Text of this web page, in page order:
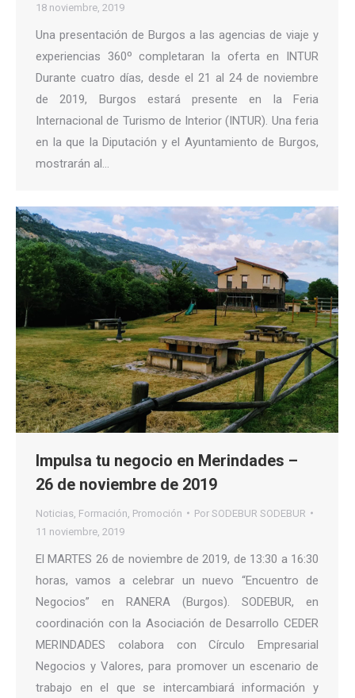
18 noviembre, 2019
Una presentación de Burgos a las agencias de viaje y
experiencias 360º completaran la oferta en INTUR
Durante cuatro días, desde el 21 al 24 de noviembre
de 2019, Burgos estará presente en la Feria
Internacional de Turismo de Interior (INTUR). Una feria
en la que la Diputación y el Ayuntamiento de Burgos,
mostrarán al…
Impulsa tu negocio en Merindades –
26 de noviembre de 2019
Noticias Formación Promoción Por SODEBUR SODEBUR
11 noviembre, 2019
El MARTES 26 de noviembre de 2019, de 13:30 a 16:30
horas, vamos a celebrar un nuevo “Encuentro de
Negocios” en RANERA (Burgos). SODEBUR, en
coordinación con la Asociación de Desarrollo CEDER
MERINDADES colabora con Círculo Empresarial
Negocios y Valores, para promover un escenario de
trabajo en el que se intercambiará información y